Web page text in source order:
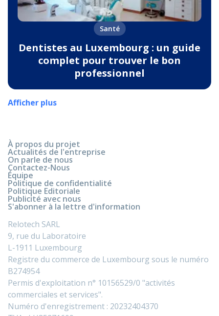
Santé
Dentistes au Luxembourg : un guide
complet pour trouver le bon
professionnel
Afficher plus
À propos du projet
Actualités de l'entreprise
On parle de nous
Contactez-Nous
Équipe
Politique de confidentialité
Politique Editoriale
Publicité avec nous
S'abonner à la lettre d'information
Relotech SARL
9, rue du Laboratoire
L-1911 Luxembourg
Registre du commerce de Luxembourg sous le numéro
B274954
Permis d'exploitation n° 10156529/0 "activités
commerciales et services".
Numéro d'enregistrement : 20232404370